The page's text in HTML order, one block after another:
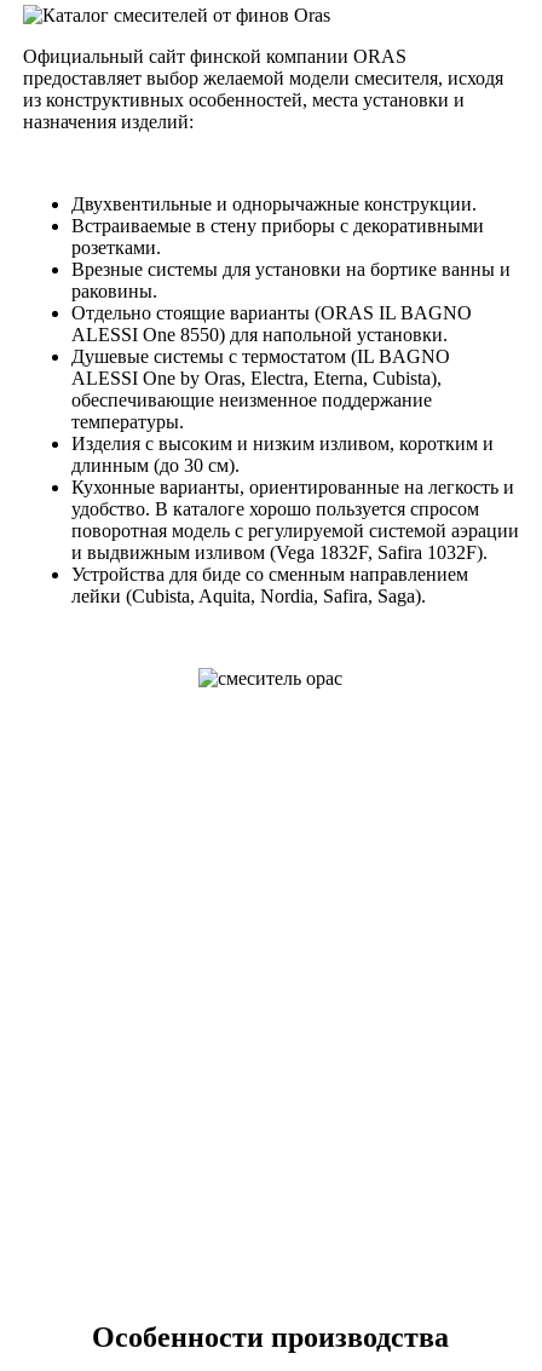
Официальный сайт финской компании ORAS
предоставляет выбор желаемой модели смесителя, исходя
из конструктивных особенностей, места установки и
назначения изделий:
Двухвентильные и однорычажные конструкции.
Встраиваемые в стену приборы с декоративными
розетками.
Врезные системы для установки на бортике ванны и
раковины.
Отдельно стоящие варианты (ORAS IL BAGNO
ALESSI One 8550) для напольной установки.
Душевые системы с термостатом (IL BAGNO
ALESSI One by Oras, Electra, Eterna, Cubista),
обеспечивающие неизменное поддержание
температуры.
Изделия с высоким и низким изливом, коротким и
длинным (до 30 см).
Кухонные варианты, ориентированные на легкость и
удобство. В каталоге хорошо пользуется спросом
поворотная модель с регулируемой системой аэрации
и выдвижным изливом (Vega 1832F, Safira 1032F).
Устройства для биде со сменным направлением
лейки (Cubista, Aquita, Nordia, Safira, Saga).
Особенности производства